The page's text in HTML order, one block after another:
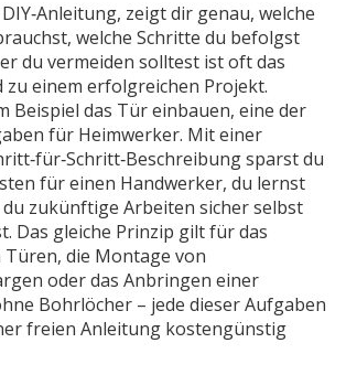
DIY‑Anleitung, zeigt dir genau, welche
welche Schritte du befolgst
du vermeiden solltest ist oft das
zu einem erfolgreichen Projekt.
Beispiel das Tür einbauen, eine der
für Heimwerker. Mit einer
sparst du
für einen Handwerker, du lernst
zukünftige Arbeiten sicher selbst
Das gleiche Prinzip gilt für das
die Montage von
oder das Anbringen einer
Bohrlöcher – jede dieser Aufgaben
freien Anleitung kostengünstig